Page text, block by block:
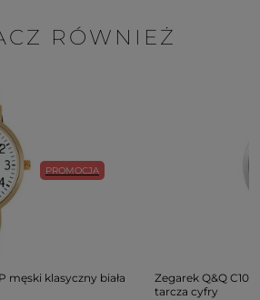
RÓWNIEŻ
PROMOCJA
męski klasyczny biała
Zegarek Q&Q
tarcza cyfry